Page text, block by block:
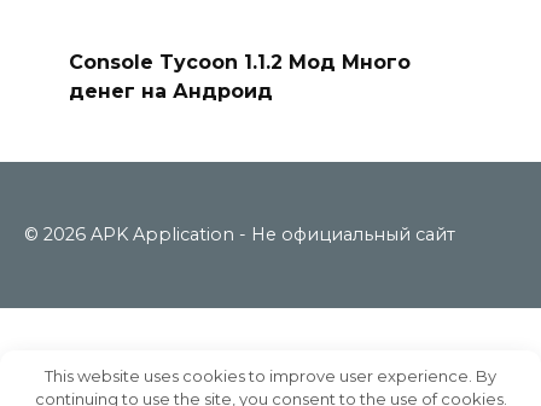
Console Tycoon 1.1.2 Мод Много
денег на Андроид
© 2026 APK Application - Не официальный сайт
This website uses cookies to improve user experience. By
continuing to use the site, you consent to the use of cookies.